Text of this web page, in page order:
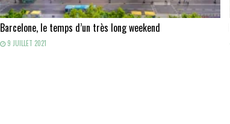
Barcelone, le temps d’un très long weekend
9 JUILLET 2021